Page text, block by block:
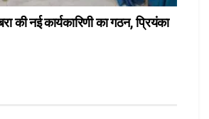
की नई कार्यकारिणी का गठन, प्रियंका